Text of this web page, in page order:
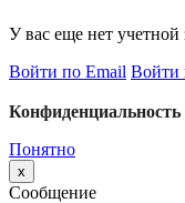
У вас еще нет учетной
Войти по Email Войти
Конфиденциальность
Понятно
x
Сообщение